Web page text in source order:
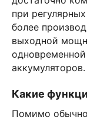
при
более
выходной
аккумуляторов.
Какие
Помимо